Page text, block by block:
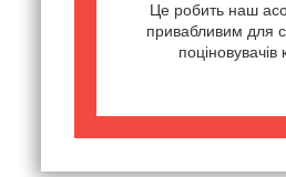
Це робить наш
привабливим для
поціновувачів